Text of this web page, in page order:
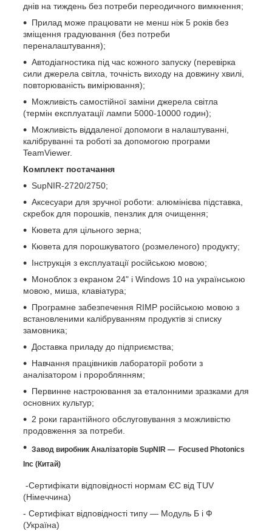
днів на тиждень без потреби переодичного вимкнення;
Прилад може працювати не менш ніж 5 років без
зміщення градуювання (без потреби
переналаштування);
Автодіагностика під час кожного запуску (перевірка
сили джерела світла, точність виходу на довжину хвилі,
повторюваність вимірювання);
Можливість самостійної заміни джерела світла
(термін експлуатації лампи 5000-10000 годин);
Можливість віддаленої допомоги в налаштуванні,
калібруванні та роботі за допомогою програми
TeamViewer.
Комплект постачання
SupNIR-2720/2750;
Аксесуари для зручної роботи: алюмінієва підставка,
скребок для порошків, пензлик для очищення;
Кювета для цільного зерна;
Кювета для порошкуватого (розмеленого) продукту;
Інструкція з експлуатації російською мовою;
Моноблок з екраном 24" і Windows 10 на українською
мовою, миша, клавіатура;
Програмне забезпечення RIMP російською мовою з
встановленими калібруванням продуктів зі списку
замовника;
Доставка приладу до підприємства;
Навчання працівників лабораторії роботи з
аналізатором і пророблянням;
Первинне настроювання за еталонними зразками для
основних культур;
2 роки гарантійного обслуговування з можливістю
продовження за потреби.
Завод виробник Аналізаторів SupNIR — Focused Photonics
Inc (Китай)
-Сертифікати відповідності нормам ЄС від TUV
(Німеччина)
- Сертифікат відповідності типу — Модуль Б і Ф
(Україна)